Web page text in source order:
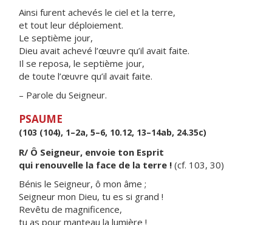
Ainsi furent achevés le ciel et la terre,
et tout leur déploiement.
Le septième jour,
Dieu avait achevé l’œuvre qu’il avait faite.
Il se reposa, le septième jour,
de toute l’œuvre qu’il avait faite.
– Parole du Seigneur.
PSAUME
(103 (104), 1–2a, 5–6, 10.12, 13–14ab, 24.35c)
R/ Ô Seigneur, envoie ton Esprit
qui renouvelle la face de la terre ! (cf. 103, 30)
Bénis le Seigneur, ô mon âme ;
Seigneur mon Dieu, tu es si grand !
Revêtu de magnificence,
tu as pour manteau la lumière !